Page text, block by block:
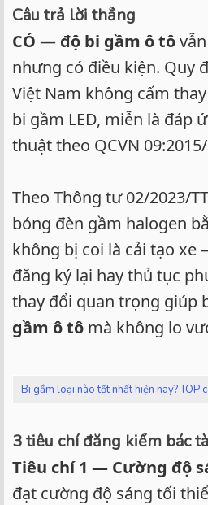
Câu trả lời thẳng
CÓ — độ bi gầm ô tô
nhưng có điều kiện. Quy
Việt Nam không cấm
bi gầm LED, miễn là đáp
thuật theo QCVN 09:2015/
Theo Thông tư 02/2023/
bóng đèn gầm halogen
không bị coi là cải tạo xe
đăng ký lại hay thủ tục
thay đổi quan trọng giúp
gầm ô tô mà không lo
Bi gầm loại nào tốt nhất hiện nay? TOP
3 tiêu chí đăng kiểm bác
Tiêu chí 1 — Cường độ
đạt cường độ sáng tối